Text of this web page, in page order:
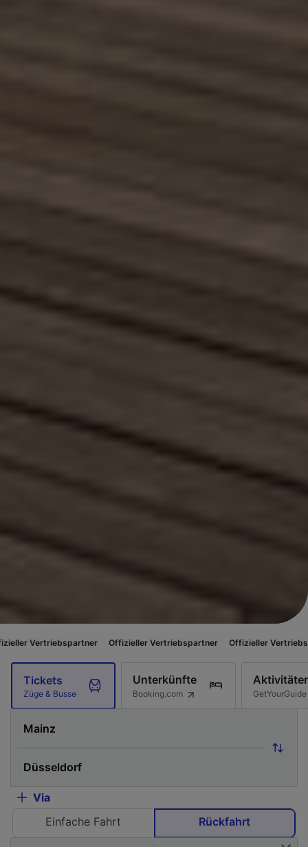
Offizieller Vertriebspartner Offizieller Vertriebspartner
Tickets
Züge & Busse
Unterkünfte
Booking.com GetYourGuide
Via
Einfache Fahrt
Rückfahrt